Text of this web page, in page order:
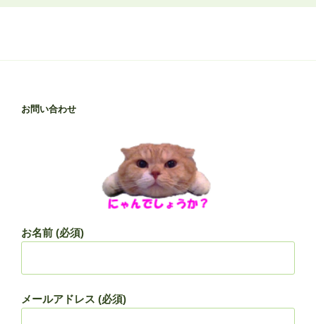
お問い合わせ
お名前 (必須)
メールアドレス (必須)